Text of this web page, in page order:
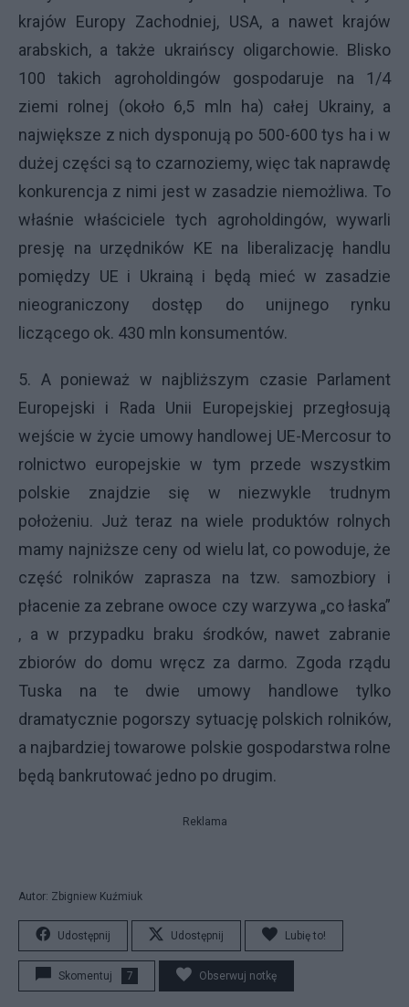
krajów Europy Zachodniej, USA, a nawet krajów
arabskich, a także ukraińscy oligarchowie. Blisko
100 takich agroholdingów gospodaruje na 1/4
ziemi rolnej (około 6,5 mln ha) całej Ukrainy, a
największe z nich dysponują po 500-600 tys ha i w
dużej części są to czarnoziemy, więc tak naprawdę
konkurencja z nimi jest w zasadzie niemożliwa. To
właśnie właściciele tych agroholdingów, wywarli
presję na urzędników KE na liberalizację handlu
pomiędzy UE i Ukrainą i będą mieć w zasadzie
nieograniczony dostęp do unijnego rynku
liczącego ok. 430 mln konsumentów.
5. A ponieważ w najbliższym czasie Parlament
Europejski i Rada Unii Europejskiej przegłosują
wejście w życie umowy handlowej UE-Mercosur to
rolnictwo europejskie w tym przede wszystkim
polskie znajdzie się w niezwykle trudnym
położeniu. Już teraz na wiele produktów rolnych
mamy najniższe ceny od wielu lat, co powoduje, że
część rolników zaprasza na tzw. samozbiory i
płacenie za zebrane owoce czy warzywa „co łaska”
, a w przypadku braku środków, nawet zabranie
zbiorów do domu wręcz za darmo. Zgoda rządu
Tuska na te dwie umowy handlowe tylko
dramatycznie pogorszy sytuację polskich rolników,
a najbardziej towarowe polskie gospodarstwa rolne
będą bankrutować jedno po drugim.
Reklama
Autor: Zbigniew Kuźmiuk
Udostępnij Udostępnij Lubię to!
Skomentuj 7 Obserwuj notkę